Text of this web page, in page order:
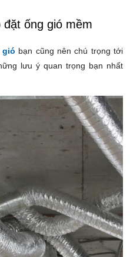
ống gió mềm
gió bạn cũng nên chú trọng tới
lưu ý quan trọng bạn nhất